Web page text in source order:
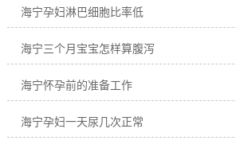
海宁孕妇淋巴细胞比率低
海宁三个月宝宝怎样算腹泻
海宁怀孕前的准备工作
海宁孕妇一天尿几次正常